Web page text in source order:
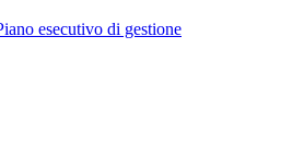
esecutivo di gestione